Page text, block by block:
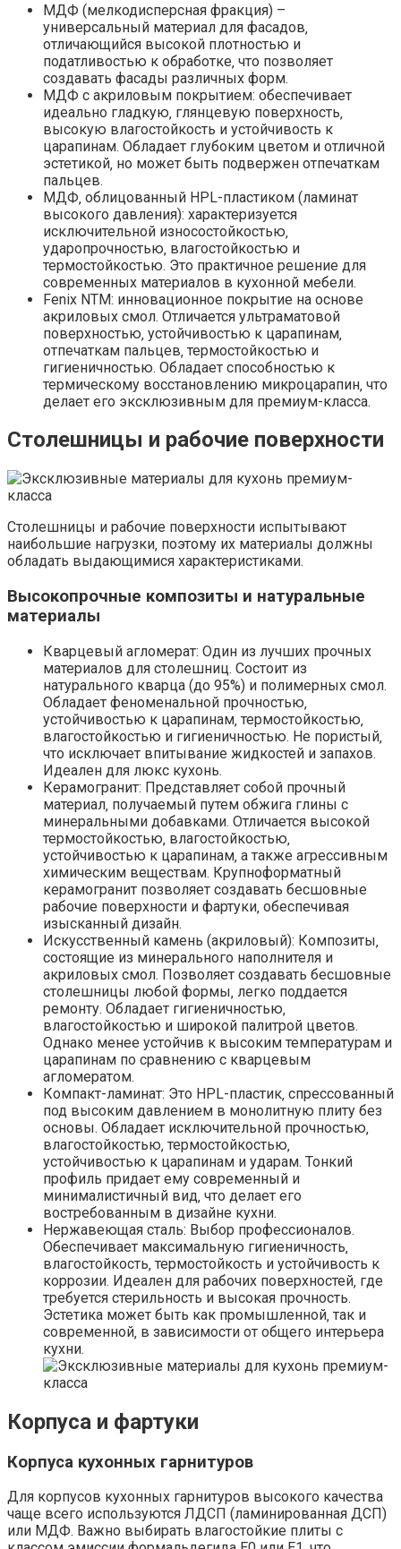
МДФ (мелкодисперсная фракция) –
универсальный материал для фасадов‚
отличающийся высокой плотностью и
податливостью к обработке‚ что позволяет
создавать фасады различных форм.
МДФ с акриловым покрытием: обеспечивает
идеально гладкую‚ глянцевую поверхность‚
высокую влагостойкость и устойчивость к
царапинам. Обладает глубоким цветом и отличной
эстетикой‚ но может быть подвержен отпечаткам
пальцев.
МДФ‚ облицованный HPL-пластиком (ламинат
высокого давления): характеризуется
исключительной износостойкостью‚
ударопрочностью‚ влагостойкостью и
термостойкостью. Это практичное решение для
современных материалов в кухонной мебели.
Fenix NTM: инновационное покрытие на основе
акриловых смол. Отличается ультраматовой
поверхностью‚ устойчивостью к царапинам‚
отпечаткам пальцев‚ термостойкостью и
гигиеничностью. Обладает способностью к
термическому восстановлению микроцарапин‚ что
делает его эксклюзивным для премиум-класса.
Столешницы и рабочие поверхности
Столешницы и рабочие поверхности испытывают
наибольшие нагрузки‚ поэтому их материалы должны
обладать выдающимися характеристиками.
Высокопрочные композиты и натуральные
материалы
Кварцевый агломерат: Один из лучших прочных
материалов для столешниц. Состоит из
натурального кварца (до 95%) и полимерных смол.
Обладает феноменальной прочностью‚
устойчивостью к царапинам‚ термостойкостью‚
влагостойкостью и гигиеничностью. Не пористый‚
что исключает впитывание жидкостей и запахов.
Идеален для люкс кухонь.
Керамогранит: Представляет собой прочный
материал‚ получаемый путем обжига глины с
минеральными добавками. Отличается высокой
термостойкостью‚ влагостойкостью‚
устойчивостью к царапинам‚ а также агрессивным
химическим веществам. Крупноформатный
керамогранит позволяет создавать бесшовные
рабочие поверхности и фартуки‚ обеспечивая
изысканный дизайн.
Искусственный камень (акриловый): Композиты‚
состоящие из минерального наполнителя и
акриловых смол. Позволяет создавать бесшовные
столешницы любой формы‚ легко поддается
ремонту. Обладает гигиеничностью‚
влагостойкостью и широкой палитрой цветов.
Однако менее устойчив к высоким температурам и
царапинам по сравнению с кварцевым
агломератом.
Компакт-ламинат: Это HPL-пластик‚ спрессованный
под высоким давлением в монолитную плиту без
основы. Обладает исключительной прочностью‚
влагостойкостью‚ термостойкостью‚
устойчивостью к царапинам и ударам. Тонкий
профиль придает ему современный и
минималистичный вид‚ что делает его
востребованным в дизайне кухни.
Нержавеющая сталь: Выбор профессионалов.
Обеспечивает максимальную гигиеничность‚
влагостойкость‚ термостойкость и устойчивость к
коррозии. Идеален для рабочих поверхностей‚ где
требуется стерильность и высокая прочность.
Эстетика может быть как промышленной‚ так и
современной‚ в зависимости от общего интерьера
кухни.
Корпуса и фартуки
Корпуса кухонных гарнитуров
Для корпусов кухонных гарнитуров высокого качества
чаще всего используются ЛДСП (ламинированная ДСП)
или МДФ. Важно выбирать влагостойкие плиты с